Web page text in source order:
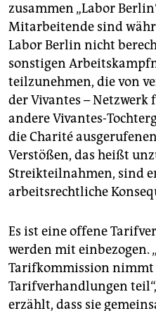
zusammen „Labor
Mitarbeitende sind
Labor Berlin nicht
sonstigen
teilzunehmen, die von
der Vivantes – Netzwerk
andere Vivantes-
die Charité
Verstößen, das heißt
Streikteilnahmen, sind
arbeitsrechtliche
Es ist eine offene
werden mit einbezogen.
Tarifkommission nimmt
Tarifverhandlungen
erzählt, dass sie